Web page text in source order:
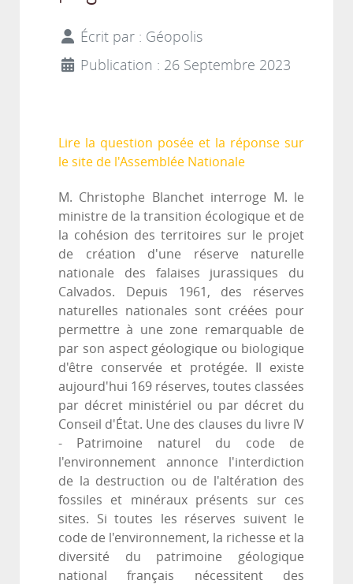
Écrit par : Géopolis
Publication : 26 Septembre 2023
Lire la question posée et la réponse sur
le site de l'Assemblée Nationale
M. Christophe Blanchet interroge M. le
ministre de la transition écologique et de
la cohésion des territoires sur le projet
de création d'une réserve naturelle
nationale des falaises jurassiques du
Calvados. Depuis 1961, des réserves
naturelles nationales sont créées pour
permettre à une zone remarquable de
par son aspect géologique ou biologique
d'être conservée et protégée. Il existe
aujourd'hui 169 réserves, toutes classées
par décret ministériel ou par décret du
Conseil d'État. Une des clauses du livre IV
- Patrimoine naturel du code de
l'environnement annonce l'interdiction
de la destruction ou de l'altération des
fossiles et minéraux présents sur ces
sites. Si toutes les réserves suivent le
code de l'environnement, la richesse et la
diversité du patrimoine géologique
national français nécessitent des